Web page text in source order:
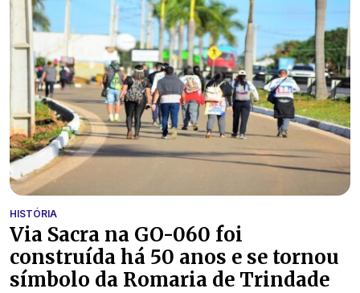
HISTÓRIA
Via Sacra na GO-060 foi
construída há 50 anos e se tornou
símbolo da Romaria de Trindade